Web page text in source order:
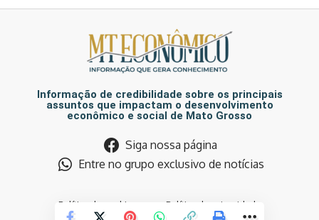
Informação de credibilidade sobre os principais
assuntos que impactam o desenvolvimento
econômico e social de Mato Grosso
Siga nossa página
Entre no grupo exclusivo de notícias
Política de cookies Política de privacidade